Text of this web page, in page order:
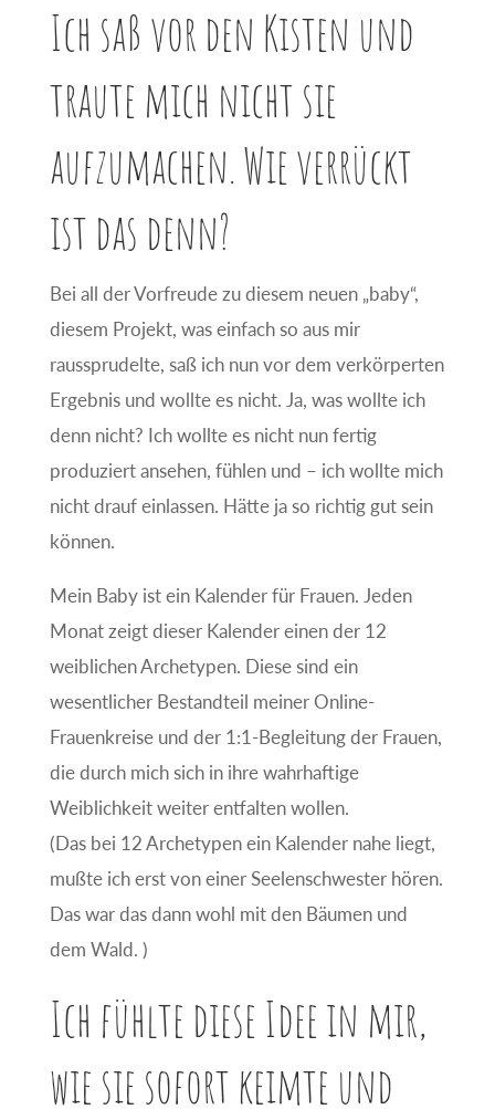
Ich saß vor den Kisten und
traute mich nicht sie
aufzumachen. Wie verrückt
ist das denn?
Bei all der Vorfreude zu diesem neuen „baby“,
diesem Projekt, was einfach so aus mir
raussprudelte, saß ich nun vor dem verkörperten
Ergebnis und wollte es nicht. Ja, was wollte ich
denn nicht? Ich wollte es nicht nun fertig
produziert ansehen, fühlen und – ich wollte mich
nicht drauf einlassen. Hätte ja so richtig gut sein
können.
Mein Baby ist ein Kalender für Frauen. Jeden
Monat zeigt dieser Kalender einen der 12
weiblichen Archetypen. Diese sind ein
wesentlicher Bestandteil meiner Online-
Frauenkreise und der 1:1-Begleitung der Frauen,
die durch mich sich in ihre wahrhaftige
Weiblichkeit weiter entfalten wollen.
(Das bei 12 Archetypen ein Kalender nahe liegt,
mußte ich erst von einer Seelenschwester hören.
Das war das dann wohl mit den Bäumen und
dem Wald. )
Ich fühlte diese Idee in mir,
wie sie sofort keimte und